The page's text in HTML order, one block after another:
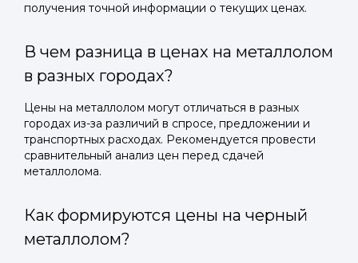
получения точной информации о текущих ценах.
В чем разница в ценах на металлолом
в разных городах?
Цены на металлолом могут отличаться в разных
городах из-за различий в спросе, предложении и
транспортных расходах. Рекомендуется провести
сравнительный анализ цен перед сдачей
металлолома.
Как формируются цены на черный
металлолом?